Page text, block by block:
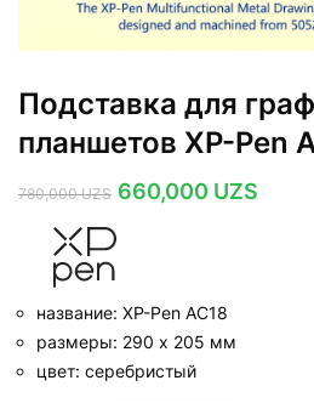
Подставка для
планшетов XP-Pen
780,000UZS Первоначальная
цена
660,000 UZS
название: XP-Pen АC18
размеры: 290 х 205 мм
цвет: серебристый